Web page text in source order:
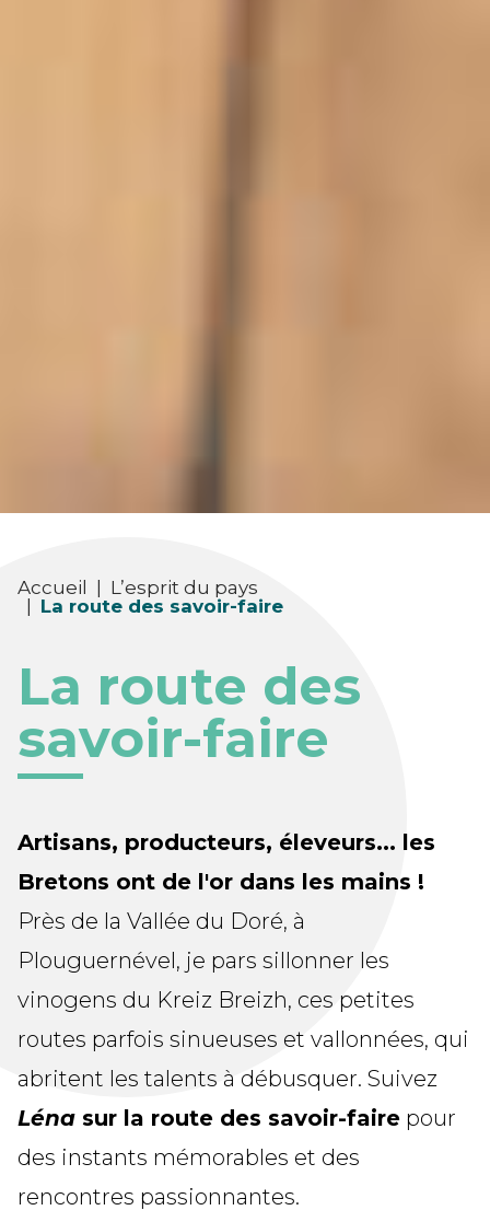
Accueil
L’esprit du pays
La route des savoir-faire
La route des
savoir-faire
Artisans, producteurs, éleveurs... les
Bretons ont de l'or dans les mains !
Près de la Vallée du Doré, à
Plouguernével, je pars sillonner les
vinogens du Kreiz Breizh, ces petites
routes parfois sinueuses et vallonnées, qui
abritent les talents à débusquer. Suivez
Léna sur la route des savoir-faire pour
des instants mémorables et des
rencontres passionnantes.